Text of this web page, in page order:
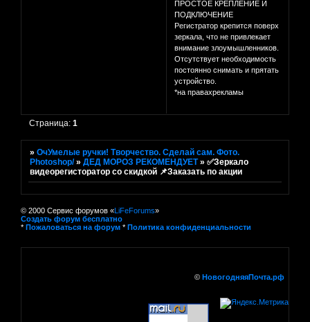
ПРОСТОЕ КРЕПЛЕНИЕ И
ПОДКЛЮЧЕНИЕ
Регистратор крепится поверх
зеркала, что не привлекает
внимание злоумышленников.
Отсутствует необходимость
постоянно снимать и прятать
устройство.
*на правахрекламы
Страница:1
»ОчУмелые ручки! Творчество. Сделай сам. Фото.
Photoshop/ »ДЕД МОРОЗ РЕКОМЕНДУЕТ »✅Зеркало
видеорегисторатор со скидкой 📌Заказать по акции
© 2000 Сервис форумов «LiFeForums»
Создать форум бесплатно
* Пожаловаться на форум * Политика конфиденциальности
© НовогодняяПочта.рф